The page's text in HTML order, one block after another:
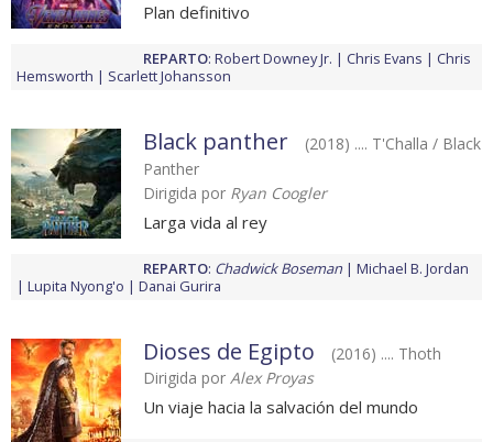
Plan definitivo
REPARTO: Robert Downey Jr. Chris Evans
Chris
Hemsworth
Scarlett Johansson
Black panther
(2018) .... T'Challa / Black
Panther
Dirigida por Ryan Coogler
Larga vida al rey
REPARTO: Chadwick Boseman
Michael B. Jordan
Lupita Nyong'o
Danai Gurira
Dioses de Egipto
(2016) .... Thoth
Dirigida por Alex Proyas
Un viaje hacia la salvación del mundo